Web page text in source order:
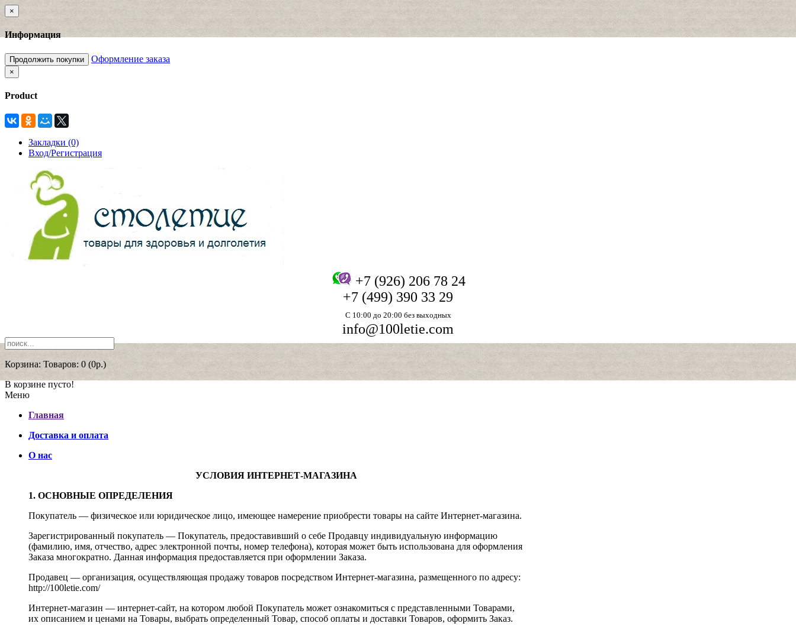
×
Информация
Продолжить покупки Оформление заказа
×
Product
Закладки (0)
Вход/Регистрация
+7 (926) 206 78 24
+7 (499) 390 33 29
С 10:00 до 20:00 без выходных
info@100letie.com
Корзина: Товаров: 0 (0р.)
В корзине пусто!
Меню
Главная
Доставка и оплата
О нас
УСЛОВИЯ ИНТЕРНЕТ-МАГАЗИНА
1. ОСНОВНЫЕ ОПРЕДЕЛЕНИЯ
Покупатель — физическое или юридическое лицо, имеющее намерение приобрести товары на сайте Интернет-магазина.
Зарегистрированный покупатель — Покупатель, предоставивший о себе Продавцу индивидуальную информацию
(фамилию, имя, отчество, адрес электронной почты, номер телефона), которая может быть использована для оформления
Заказа многократно. Данная информация предоставляется при оформлении Заказа.
Продавец — организация, осуществляющая продажу товаров посредством Интернет-магазина, размещенного по адресу:
http://100letie.com/
Интернет-магазин — интернет-сайт, на котором любой Покупатель может ознакомиться с представленными Товарами,
их описанием и ценами на Товары, выбрать определенный Товар, способ оплаты и доставки Товаров, оформить Заказ.